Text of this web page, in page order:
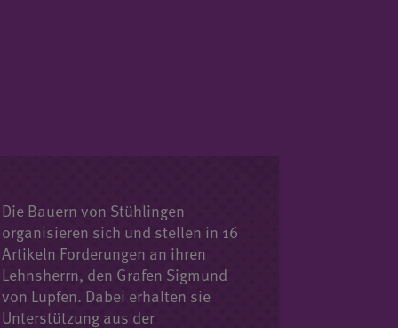
Die Bauern von Stühlingen
organisieren sich und stellen in 16
Artikeln Forderungen an ihren
Lehnsherrn, den Grafen Sigmund
von Lupfen. Dabei erhalten sie
Unterstützung aus der